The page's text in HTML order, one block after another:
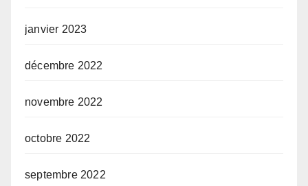
janvier 2023
décembre 2022
novembre 2022
octobre 2022
septembre 2022